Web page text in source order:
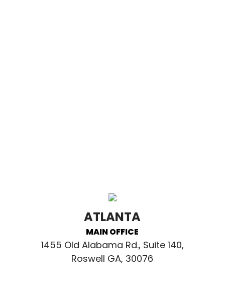
ATLANTA
MAIN OFFICE
1455 Old Alabama Rd., Suite 140,
Roswell GA, 30076